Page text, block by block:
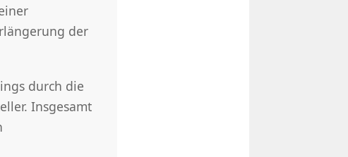
der
durch die
Insgesamt